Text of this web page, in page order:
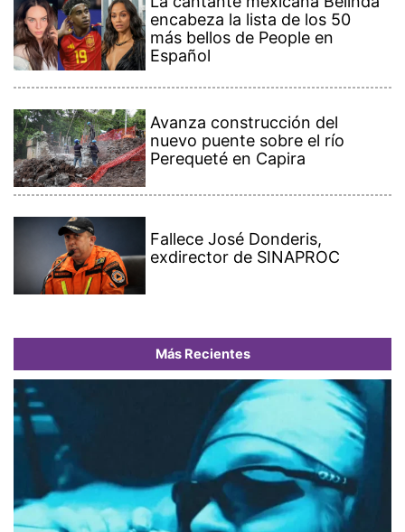
encabeza la lista de los 50
más bellos de People en
Español
Avanza construcción del
nuevo puente sobre el río
Perequeté en Capira
Fallece José Donderis,
exdirector de SINAPROC
Más Recientes